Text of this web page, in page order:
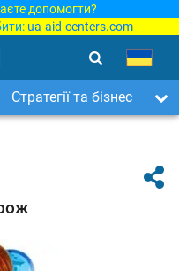
допомогти?
ua-aid-centers.com
Стратегії та бізнес